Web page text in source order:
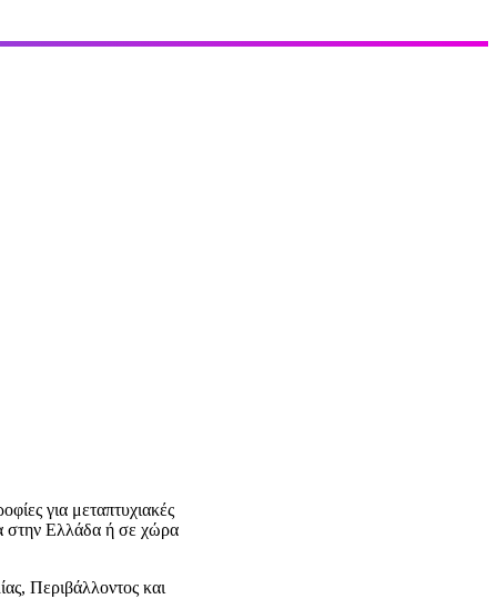
για μεταπτυχιακές
στην Ελλάδα ή σε χώρα
Περιβάλλοντος και